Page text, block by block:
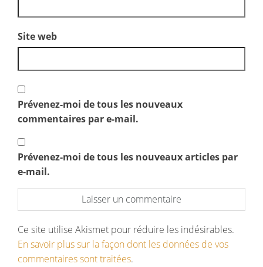
Site web
Prévenez-moi de tous les nouveaux
commentaires par e-mail.
Prévenez-moi de tous les nouveaux articles par
e-mail.
Ce site utilise Akismet pour réduire les indésirables.
En savoir plus sur la façon dont les données de vos
commentaires sont traitées.